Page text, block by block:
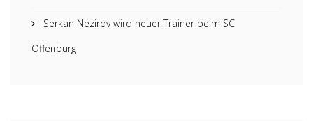
Serkan Nezirov wird neuer Trainer beim SC
Offenburg